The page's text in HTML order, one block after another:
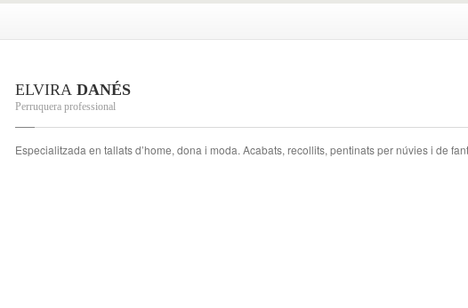
ELVIRA DANÉS
Perruquera professional
Especialitzada en tallats d’home, dona i moda. Acabats, recollits, pentinats per núvies i de